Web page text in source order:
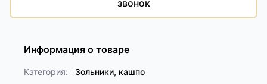
звонок
Информация о товаре
Категория: Зольники, кашпо